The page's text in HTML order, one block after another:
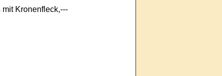
Kronenfleck,---